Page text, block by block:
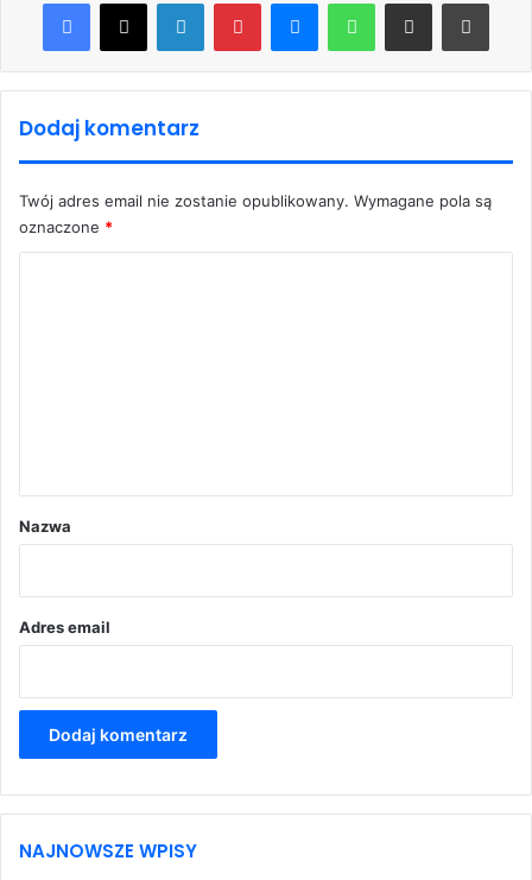
Dodaj komentarz
Twój adres email nie zostanie opublikowany. Wymagane pola są
oznaczone *
r
Nazwa
Adres email
NAJNOWSZE WPISY